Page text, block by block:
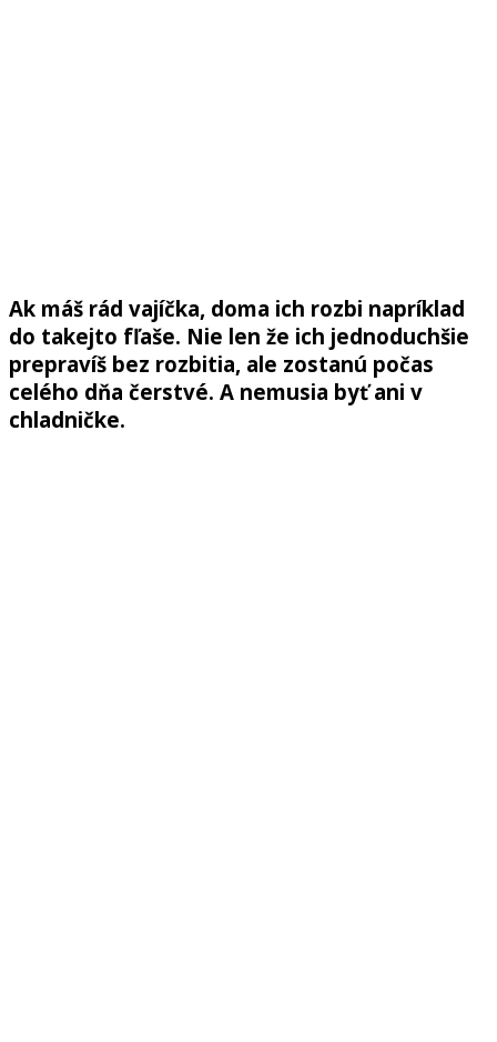
Ak máš rád vajíčka, doma ich rozbi napríklad
do takejto fľaše. Nie len že ich jednoduchšie
prepravíš bez rozbitia, ale zostanú počas
celého dňa čerstvé. A nemusia byť ani v
chladničke.